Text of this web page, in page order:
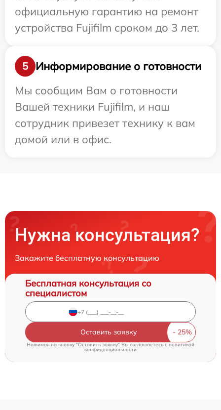
официальную гарантию на ремонт
устройства Fujifilm сроком до 3 лет.
5
Информирование о готовности
Мы сообщим Вам о готовности
Вашей техники Fujifilm, и наш
сотрудник привезет технику к вам
домой или в офис.
Нужна консультация?
Закажите бесплатную консультацию
Бесплатная консультация со
специалистом
Оставить заявку
Нажимая на кнопку "Оставить заявку" Вы соглашаетесь c политикой
конфиденциальности